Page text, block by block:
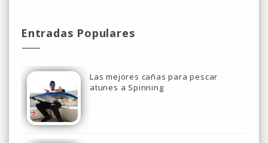
Entradas Populares
Las mejores cañas para pescar
atunes a Spinning